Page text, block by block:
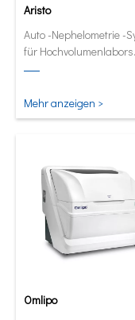
Aristo
Auto -Nephelometrie -
für Hochvolumenlabors.
Mehr anzeigen >
Omlipo